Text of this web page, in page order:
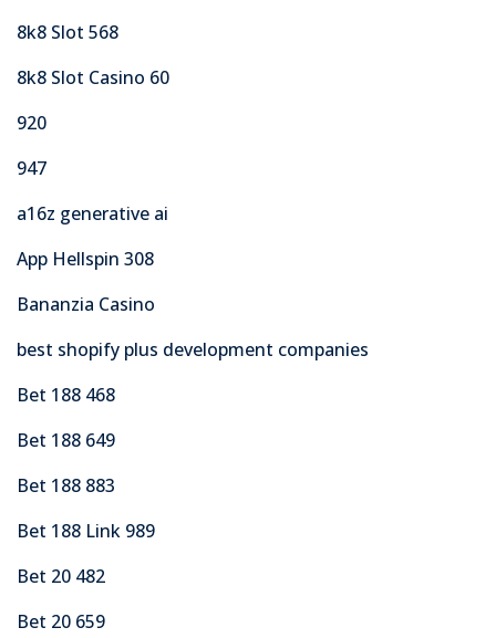
8k8 Slot 568
8k8 Slot Casino 60
920
947
a16z generative ai
App Hellspin 308
Bananzia Casino
best shopify plus development companies
Bet 188 468
Bet 188 649
Bet 188 883
Bet 188 Link 989
Bet 20 482
Bet 20 659